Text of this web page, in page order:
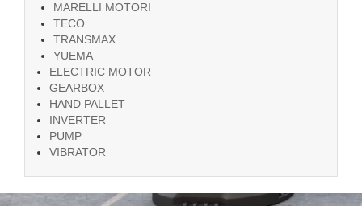
MARELLI MOTORI
TECO
TRANSMAX
YUEMA
ELECTRIC MOTOR
GEARBOX
HAND PALLET
INVERTER
PUMP
VIBRATOR